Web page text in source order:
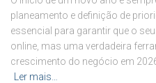
planeamento e definição de
essencial para garantir que o
online, mas uma verdadeira
crescimento do negócio em
Ler mais…